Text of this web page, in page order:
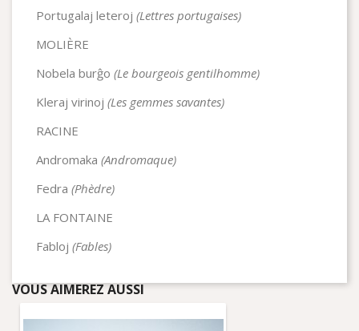
Portugalaj leteroj (Lettres portugaises)
MOLIÈRE
Nobela burĝo (Le bourgeois gentilhomme)
Kleraj virinoj (Les gemmes savantes)
RACINE
Andromaka (Andromaque)
Fedra (Phèdre)
LA FONTAINE
Fabloj (Fables)
VOUS AIMEREZ AUSSI